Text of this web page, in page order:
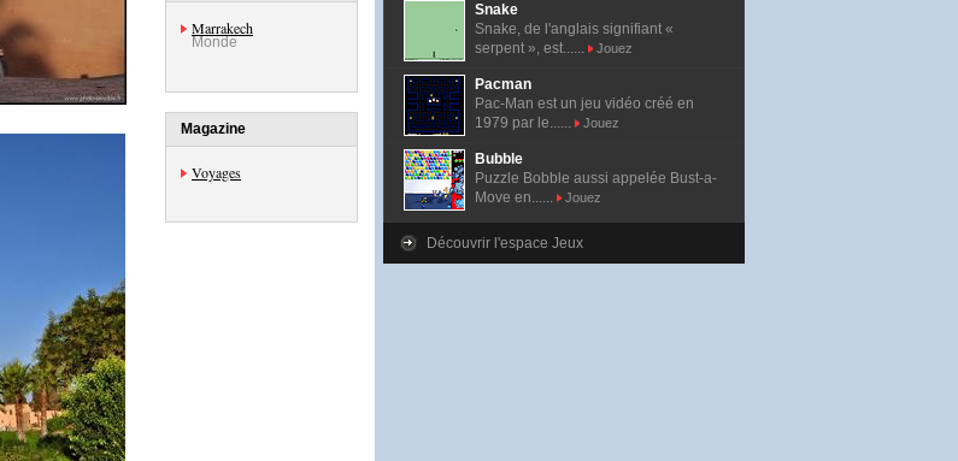
Marrakech
Monde
Magazine
Voyages
Snake
Snake, de l'anglais signifiant «
serpent », est......
Jouez
Pacman
Pac-Man est un jeu vidéo créé en
1979 par le......
Jouez
Bubble
Puzzle Bobble aussi appelée Bust-a-
Move en......
Jouez
Découvrir l'espace Jeux